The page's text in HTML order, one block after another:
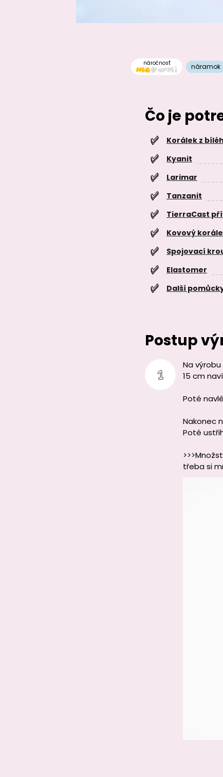
náročnosť náramok
Čo je
Korálek z
Kyanit
Larimar
Tanzanit
TierraCast
Kovový
Spojovací
Elastomer
Další
Postup
Na
15 cm
Poté
Nakonec
Poté
třeba si